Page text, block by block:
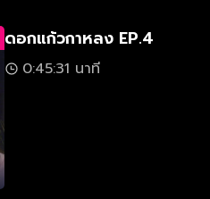
ดอกแก้วกาหลง EP.4
0:45:31 นาที